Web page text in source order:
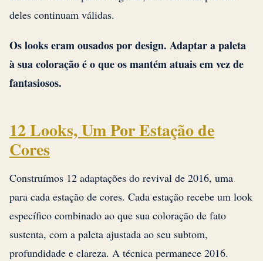
deles continuam válidas.
Os looks eram ousados por design. Adaptar a paleta
à sua coloração é o que os mantém atuais em vez de
fantasiosos.
12 Looks, Um Por Estação de
Cores
Construímos 12 adaptações do revival de 2016, uma
para cada estação de cores. Cada estação recebe um look
específico combinado ao que sua coloração de fato
sustenta, com a paleta ajustada ao seu subtom,
profundidade e clareza. A técnica permanece 2016.